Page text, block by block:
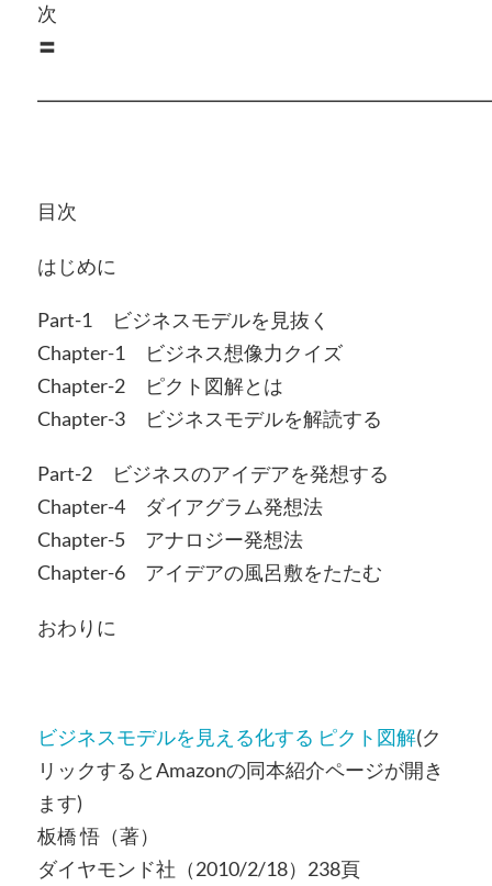
〓
目次
はじめに
Part-1 ビジネスモデルを見抜く
Chapter-1 ビジネス想像力クイズ
Chapter-2 ピクト図解とは
Chapter-3 ビジネスモデルを解読する
Part-2 ビジネスのアイデアを発想する
Chapter-4 ダイアグラム発想法
Chapter-5 アナロジー発想法
Chapter-6 アイデアの風呂敷をたたむ
おわりに
ビジネスモデルを見える化する ピクト図解(ク
リックするとAmazonの同本紹介ページが開き
ます)
板橋 悟（著）
ダイヤモンド社（2010/2/18）238頁